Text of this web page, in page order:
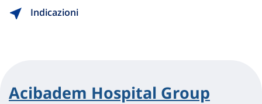
Indicazioni
Acibadem Hospital Group